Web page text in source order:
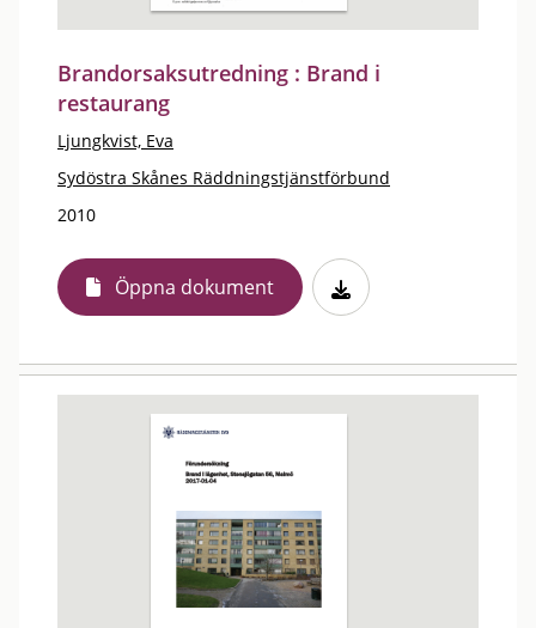
Brandorsaksutredning : Brand i
restaurang
Ljungkvist, Eva
Sydöstra Skånes Räddningstjänstförbund
2010
Öppna dokument